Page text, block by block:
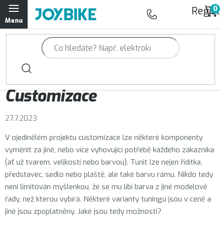
Přejít
na
obsah
Trailová kola Qayron
Horská kola Qayron
Dámská horská kola Qayron
Předváděcí kola Qayron
Rámy Qayron
Doplňky a oblečení Qayron
Kontakt Servisní a výdejní místa
Magazín JOY.BIKE
Moje objednávka
Magazín JOY.BIKE
Customizace
27.7.2023
V ojedinělém projektu customizace lze některé komponenty
vyměnit za jiné, nebo více vyhovující potřebě každého zákazníka
(ať už tvarem, velikostí nebo barvou). Tunit lze nejen řidítka,
představec, sedlo nebo pláště, ale také barvu rámu. Nikdo tedy
není limitován myšlenkou, že se mu líbí barva z jiné modelové
řady, než kterou vybírá. Některé varianty tuningu jsou v ceně a
jiné jsou zpoplatněny. Jaké jsou tedy možnosti?